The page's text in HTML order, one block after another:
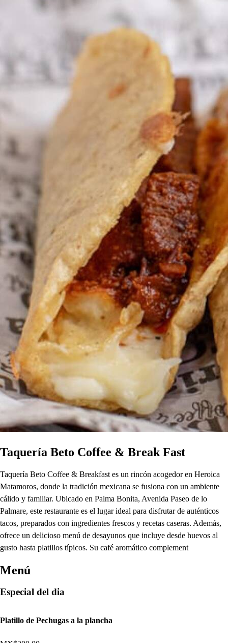
Taquería Beto Coffee & Break Fast
Taquería Beto Coffee & Breakfast es un rincón acogedor en Heroica
Matamoros, donde la tradición mexicana se fusiona con un ambiente
cálido y familiar. Ubicado en Palma Bonita, Avenida Paseo de lo
Palmare, este restaurante es el lugar ideal para disfrutar de auténticos
tacos, preparados con ingredientes frescos y recetas caseras. Además,
ofrece un delicioso menú de desayunos que incluye desde huevos al
gusto hasta platillos típicos. Su café aromático complement
Menú
Especial del dia
Platillo de Pechugas a la plancha